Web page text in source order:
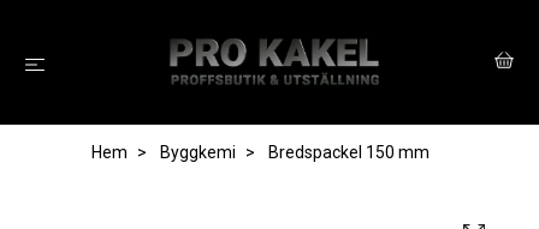
Hem Byggkemi Bredspackel 150 mm